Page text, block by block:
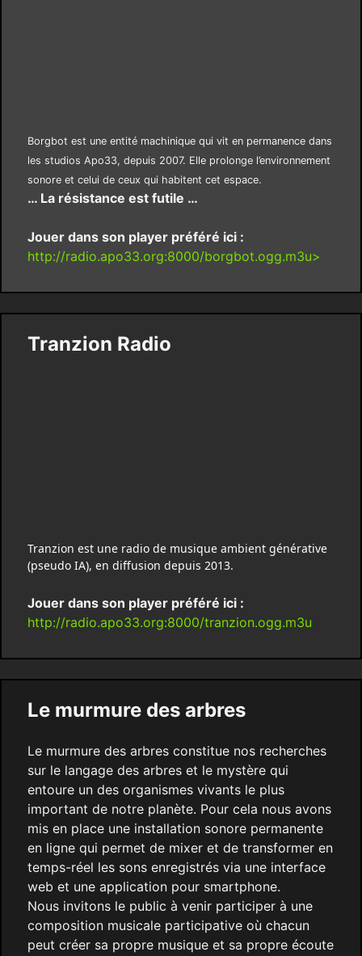
Borgbot est une entité machinique qui vit en permanence dans
les studios Apo33, depuis 2007. Elle prolonge l’environnement
sonore et celui de ceux qui habitent cet espace.
… La résistance est futile …
Jouer dans son player préféré ici :
http://radio.apo33.org:8000/borgbot.ogg.m3u>
Tranzion Radio
Tranzion est une radio de musique ambient générative
(pseudo IA), en diffusion depuis 2013.
Jouer dans son player préféré ici :
http://radio.apo33.org:8000/tranzion.ogg.m3u
Le murmure des arbres
Le murmure des arbres constitue nos recherches
sur le langage des arbres et le mystère qui
entoure un des organismes vivants le plus
important de notre planète. Pour cela nous avons
mis en place une installation sonore permanente
en ligne qui permet de mixer et de transformer en
temps-réel les sons enregistrés via une interface
web et une application pour smartphone.
Nous invitons le public à venir participer à une
composition musicale participative où chacun
peut créer sa propre musique et sa propre écoute